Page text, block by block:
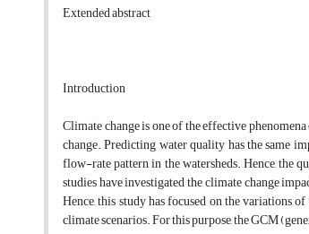
Extended abstract
Introduction
Climate change is one of the effective
change. Predicting water quality has the same
flow-rate pattern in the watersheds. Hence, the
studies have investigated the climate change
Hence, this study has focused on the variations
climate scenarios. For this purpose, the GCM